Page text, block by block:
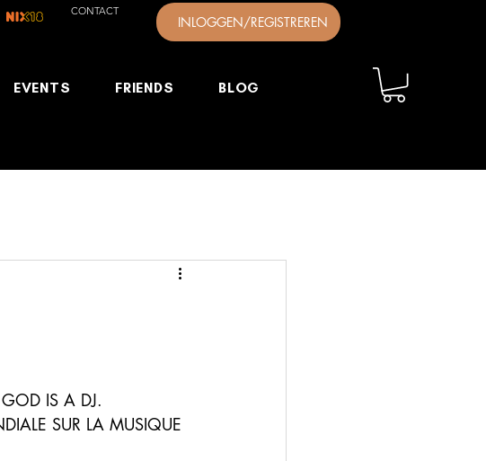
CONTACT
INLOGGEN/REGISTREREN
EVENTS FRIENDS BLOG
IS A DJ.
SUR LA MUSIQUE